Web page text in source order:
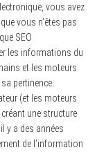
vous avez
vous n’êtes pas
SEO
les informations du
et les moteurs
pertinence.
(et les moteurs
une structure
y a des années
de l’information